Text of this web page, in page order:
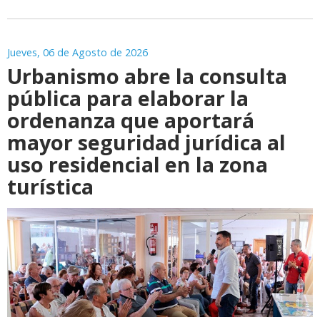
Jueves, 06 de Agosto de 2026
Urbanismo abre la consulta
pública para elaborar la
ordenanza que aportará
mayor seguridad jurídica al
uso residencial en la zona
turística